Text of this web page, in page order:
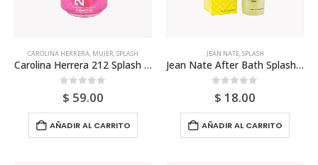
CAROLINA HERRERA MUJER SPLASH
Carolina Herrera 212 Splash 60ml Tester Para Mujer
0out of 5
$ 59.00
AÑADIR AL CARRITO
JEAN NATE, SPLASH
Jean Nate After Bath Splash 443ml
0out of 5
$ 18.00
AÑADIR AL CARRITO